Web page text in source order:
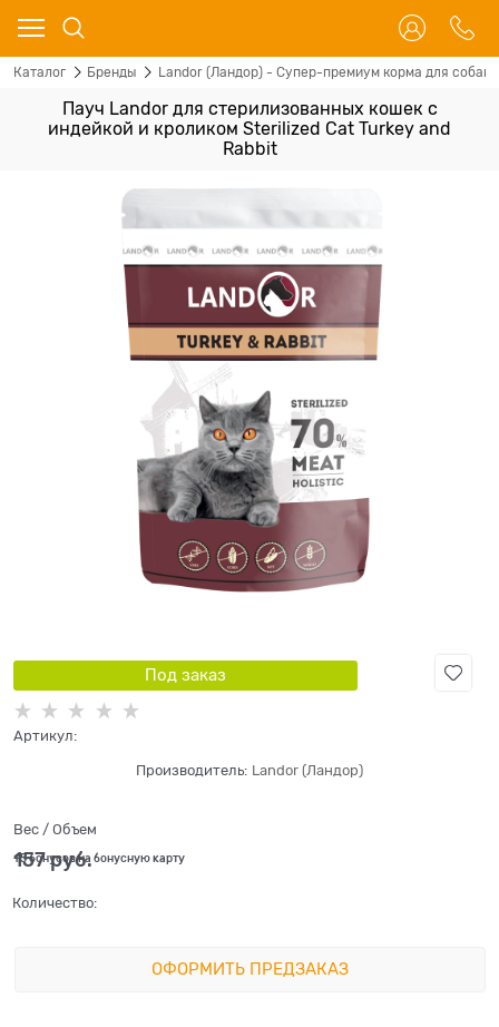
Каталог Бренды Landor (Ландор) - Супер-премиум корма для собак
Пауч Landor для стерилизованных кошек с
индейкой и кроликом Sterilized Cat Turkey and
Rabbit
Под заказ
Артикул:
Производитель: Landor (Ландор)
Вес / Объем
157 руб.
+5 бонусов на бонусную карту
Количество:
ОФОРМИТЬ ПРЕДЗАКАЗ